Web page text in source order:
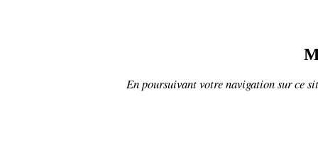
En poursuivant votre navigation sur ce